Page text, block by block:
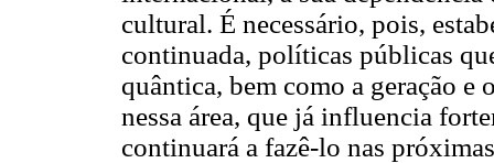
cultural. É necessário, pois,
continuada, políticas públicas
quântica, bem como a geração
nessa área, que já influencia
continuará a fazê-lo nas